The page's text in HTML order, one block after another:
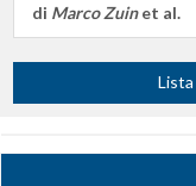
di Marco Zuinet al.